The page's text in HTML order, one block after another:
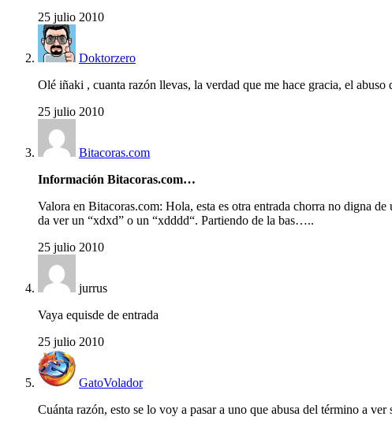
25 julio 2010
Doktorzero
Olé iñaki , cuanta razón llevas, la verdad que me hace gracia, el
25 julio 2010
Bitacoras.com
Información Bitacoras.com…
Valora en Bitacoras.com: Hola, esta es otra entrada chorra no digna
da ver un “xdxd” o un “xdddd“. Partiendo de la bas…..
25 julio 2010
jurrus
Vaya equisde de entrada
25 julio 2010
GatoVolador
Cuánta razón, esto se lo voy a pasar a uno que abusa del término a